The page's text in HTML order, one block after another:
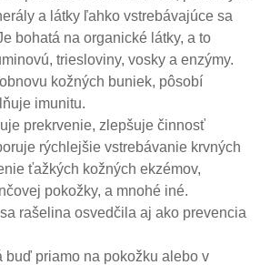
a látky ľahko vstrebávajúce sa
bohatá na organické látky, a to
triesloviny, vosky a enzýmy.
kožných buniek, pôsobí
imunitu.
prekrvenie, zlepšuje činnosť
rýchlejšie vstrebávanie krvných
ťažkých kožných ekzémov,
pokožky, a mnohé iné.
rašelina osvedčila aj ako prevencia
buď priamo na pokožku alebo v